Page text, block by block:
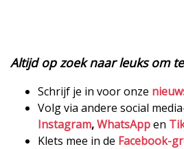
Altijd op zoek naar leuks om
Schrijf je in voor onze
Volg via andere social
Instagram,WhatsAppen
Klets mee in de Facebook-